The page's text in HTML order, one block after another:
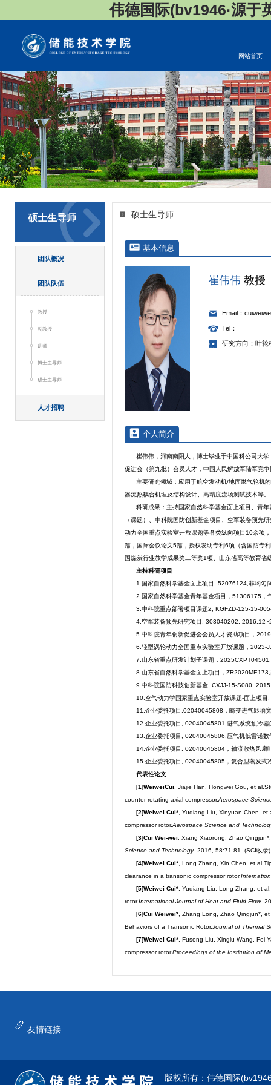
伟德国际(bv1946·源
网站首页
硕士生导师
团队概况
团队队伍
教授
副教授
讲师
博士生导师
硕士生导师
人才招聘
硕士生导师
基本信息
崔伟伟 教授
Email：
Tel：
研究方向：叶轮
个人简介
崔伟伟，河南南阳人，博士毕业于中国科公司大
促进会（第九批）会员人才，中国人民解放军陆军竞
主要研究领域：应用于航空发动机/地面燃气轮机
器流热耦合机理及结构设计、高精度流场测试技术等。
科研成果：主持国家自然科学基金面上项目、青
（课题）、中科院国防创新基金项目、空军装备预先
动力全国重点实验室开放课题等各类纵向项目10余项
篇，国际会议论文5篇，授权发明专利6项（含国防专
国煤炭行业教学成果奖二等奖1项、山东省高等教育省
主持科研项目
1.国家自然科学基金面上项目, 52076124,非均
2.国家自然科学基金青年基金项目，51306175
3.中科院重点部署项目课题2, KGFZD-125-15-
4.空军装备预先研究项目, 303040202,
5.中科院青年创新促进会会员人才资助项目，
6.轻型涡轮动力全国重点实验室开放课题，
7.山东省重点研发计划子课题，
8.山东省自然科学基金面上项目，
9.中科院国防科技创新基金, CXJJ-15-S080,
10.空气动力学国家重点实验室开放课题-面上项
11.企业委托项目,02040045808，畸变进气影响
12.企业委托项目, 02040045801,进气系统预冷
13.企业委托项目, 02040045806,压气机低雷诺
14.企业委托项目, 02040045804，轴流散热风
15.企业委托项目, 02040045805，复合型蒸发式
代表性论文
[1]WeiweiCui, Jiajie Han, Hongwei Gou, et
counter-rotating axial compressor.Aerospace
[2]Weiwei Cui*, Yuqiang Liu, Xinyuan Chen, et
compressor rotor.Aerospace Science and
[3]Cui Wei-wei, Xiang Xiaorong, Zhao
Science and Technology. 2016, 58:71-81. (SCI收录)
[4]Weiwei Cui*, Long Zhang, Xin Chen, et
clearance in a transonic compressor rotor.
[5]Weiwei Cui*, Yuqiang Liu, Long Zhang, et
rotor.International Journal of Heat and Fluid Flow.
[6]Cui Weiwei*, Zhang Long, Zhao Qingjun*,
Behaviors of a Transonic Rotor.Journal of Thermal
[7]Weiwei Cui*, Fusong Liu, Xinglu Wang, Fei
compressor rotor.Proceedings of the Institution of
友情链接
版权所有：伟德国际